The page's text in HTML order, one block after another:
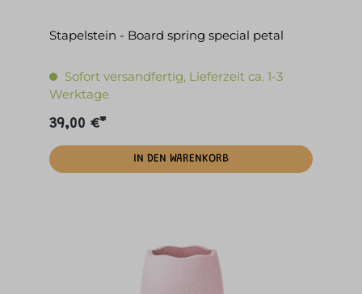
Stapelstein - Board spring special petal
Sofort versandfertig, Lieferzeit ca. 1-3
Werktage
39,00 €*
IN DEN WARENKORB